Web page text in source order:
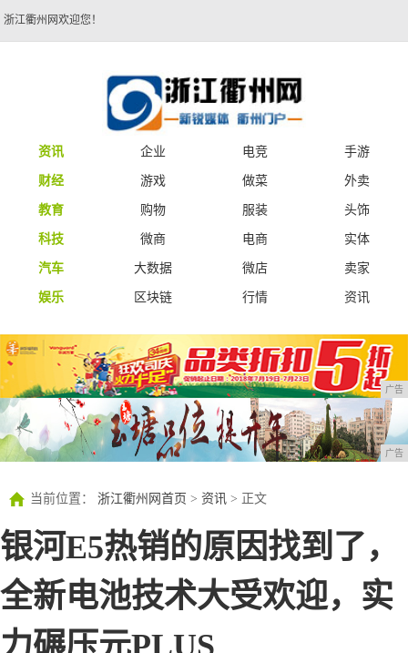
浙江衢州网欢迎您！
资讯 企业 电竞
手游
财经
游戏 做菜
外卖
教育
购物 服装
头饰
科技
微商 电商
实体
汽车
大数据 微店
卖家
娱乐
区块链 行情 资讯
广告
广告
当前位置： 浙江衢州网首页 > 资讯 > 正文
银河E5热销的原因找到了，
全新电池技术大受欢迎，实
力碾压元PLUS